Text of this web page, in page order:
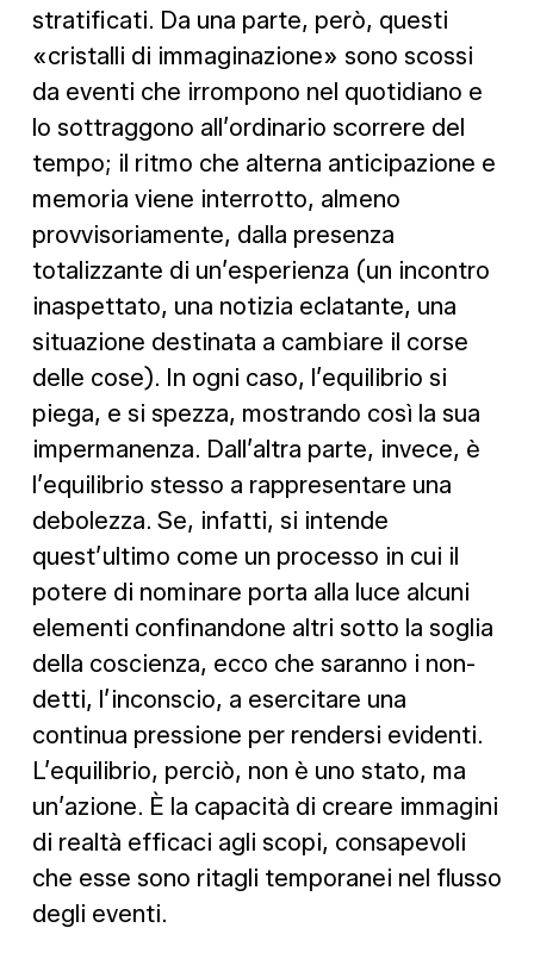
stratificati. Da una parte, però, questi
«cristalli di immaginazione» sono scossi
da eventi che irrompono nel quotidiano e
lo sottraggono all’ordinario scorrere del
tempo; il ritmo che alterna anticipazione e
memoria viene interrotto, almeno
provvisoriamente, dalla presenza
totalizzante di un’esperienza (un incontro
inaspettato, una notizia eclatante, una
situazione destinata a cambiare il corse
delle cose). In ogni caso, l’equilibrio si
piega, e si spezza, mostrando così la sua
impermanenza. Dall’altra parte, invece, è
l’equilibrio stesso a rappresentare una
debolezza. Se, infatti, si intende
quest’ultimo come un processo in cui il
potere di nominare porta alla luce alcuni
elementi confinandone altri sotto la soglia
della coscienza, ecco che saranno i non-
detti, l’inconscio, a esercitare una
continua pressione per rendersi evidenti.
L’equilibrio, perciò, non è uno stato, ma
un’azione. È la capacità di creare immagini
di realtà efficaci agli scopi, consapevoli
che esse sono ritagli temporanei nel flusso
degli eventi.